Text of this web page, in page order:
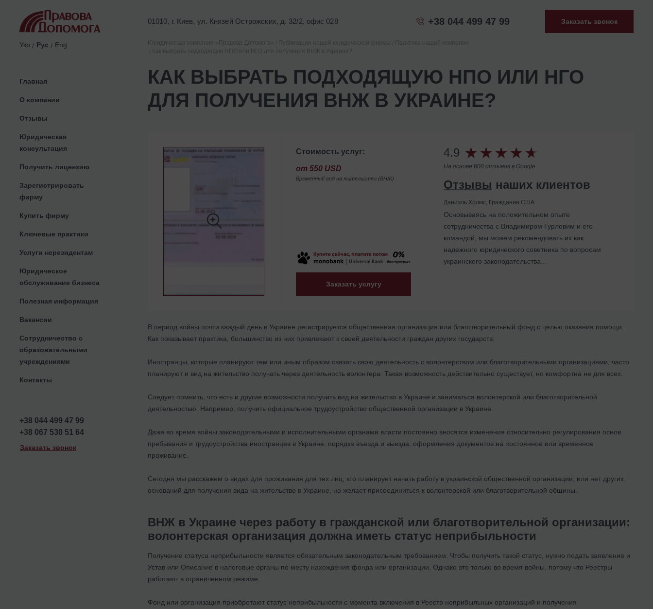
01010, г. Киев, ул. Князей Острожских, д. 32/2, офис 028 +38 044 499 47 99 Заказать звонок
Укр Рус Eng
Главная
О компании
Отзывы
Юридическая
консультация
Получить лицензию
Зарегистрировать
фирму
Купить фирму
Ключевые практики
Услуги нерезидентам
Юридическое
обслуживание бизнеса
Полезная информация
Вакансии
Сотрудничество с
образовательными
учреждениями
Контакты
+38 044 499 47 99
+38 067 530 51 64
Заказать звонок
КАК ВЫБРАТЬ ПОДХОДЯЩУЮ НПО ИЛИ НГО
ДЛЯ ПОЛУЧЕНИЯ ВНЖ В УКРАИНЕ?
Стоимость услуг:
от 550 USD
Временный вид на жительство (ВНЖ)
Заказать услугу
4.9
На основе 600 отзывов в Google
Отзывы наших клиентов
Даниэль Холмс, Гражданин США
Основываясь на положительном опыте
сотрудничества с Владимиром Гурловим и его
командой, мы можем рекомендовать их как
надежного юридического советника по вопросам
украинского законодательства...
В период войны почти каждый день в Украине регистрируется общественная организация или благотворительный фонд с целью оказания помощи.
Как показывает практика, большинство из них привлекают к своей деятельности граждан других государств.
Иностранцы, которые планируют тем или иным образом связать свою деятельность с волонтерством или благотворительными организациями, часто
планируют и вид на жительство получать через деятельность волонтера. Такая возможность действительно существует, но комфортна не для всех.
Следует помнить, что есть и другие возможности получить вид на жительство в Украине и заниматься волонтерской или благотворительной
деятельностью. Например, получить официальное трудоустройство общественной организации в Украине.
Даже во время войны законодательными и исполнительными органами власти постоянно вносятся изменения относительно регулирования основ
пребывания и трудоустройства иностранцев в Украине, порядка въезда и выезда, оформления документов на постоянное или временное
проживание.
Сегодня мы расскажем о видах для проживания для тех лиц, кто планирует начать работу в украинской общественной организации, или нет других
оснований для получения вида на жительство в Украине, но желает присоединиться к волонтерской или благотворительной общины.
ВНЖ в Украине через работу в гражданской или благотворительной организации:
волонтерская организация должна иметь статус неприбыльности
Получение статуса неприбыльности является обязательным законодательным требованием. Чтобы получить такой статус, нужно подать заявление и
Устав или Описание в налоговые органы по месту нахождения фонда или организации. Однако это только во время войны, потому что Реестры
работают в ограниченном режиме.
Фонд или организация приобретают статус неприбыльности с момента включения в Реестр неприбыльных организаций и получения